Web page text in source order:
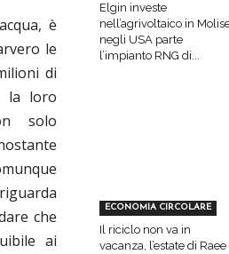
è
le
di
la loro
solo
che
ai
Elgin investe
nell’agrivoltaico in
negli USA parte
l’impianto RNG di...
ECONOMIA CIRCOLARE
Il riciclo non va in
vacanza, l’estate di Raee